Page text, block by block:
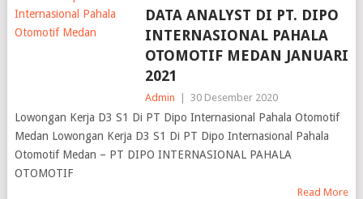
DATA ANALYST DI PT. DIPO
INTERNASIONAL PAHALA
OTOMOTIF MEDAN JANUARI
2021
Admin 30 Desember 2020
Lowongan Kerja D3 S1 Di PT Dipo Internasional Pahala Otomotif
Medan Lowongan Kerja D3 S1 Di PT Dipo Internasional Pahala
Otomotif Medan – PT DIPO INTERNASIONAL PAHALA
OTOMOTIF
Read More